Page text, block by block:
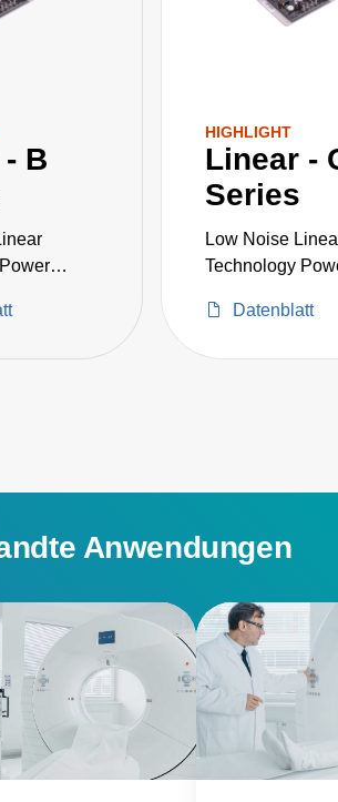
B
HIGHLIGHT
Linear -
Series
Low Noise
Technology
Datenblatt
Anwendungen